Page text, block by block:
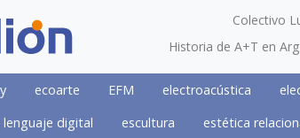
Colectivo
Historia de A+T en
ecoarte EFM electroacústica
lenguaje digital
escultura estética